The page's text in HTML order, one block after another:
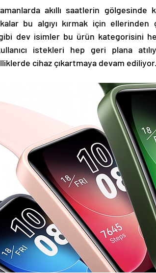
akıllı saatlerin
bu algıyı kırmak için
dev isimler bu ürün kategorisini
istekleri hep geri plana
cihaz çıkartmaya devam ediliyor.